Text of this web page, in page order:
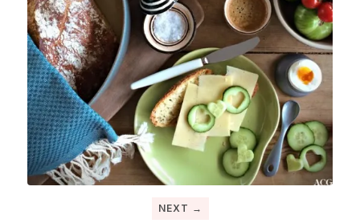
NEXT →